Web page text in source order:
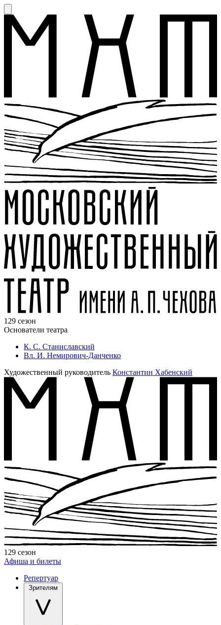
129 сезон
Основатели театра
К. С. Станиславский
Вл. И. Немирович-Данченко
Художественный руководитель Константин Хабенский
129 сезон
Афиша и билеты
Репертуар
Зрителям